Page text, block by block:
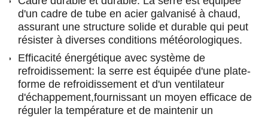
d'un cadre de tube en acier galvanisé à chaud,
assurant une structure solide et durable qui peut
résister à diverses conditions météorologiques.
Efficacité énergétique avec système de
refroidissement: la serre est équipée d'une plate-
forme de refroidissement et d'un ventilateur
d'échappement,fournissant un moyen efficace de
réguler la température et de maintenir un